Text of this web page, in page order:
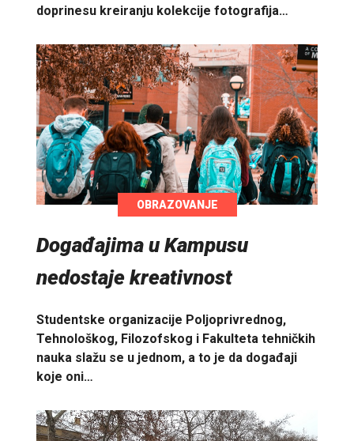
doprinesu kreiranju kolekcije fotografija…
OBRAZOVANJE
Događajima u Kampusu
nedostaje kreativnost
Studentske organizacije Poljoprivrednog,
Tehnološkog, Filozofskog i Fakulteta tehničkih
nauka slažu se u jednom, a to je da događaji
koje oni…